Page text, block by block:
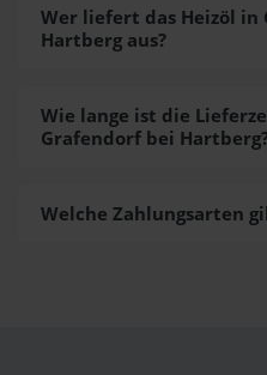
Wer liefert das Heizöl in
Hartberg aus?
Wie lange ist die
Grafendorf bei
Welche Zahlungsarten